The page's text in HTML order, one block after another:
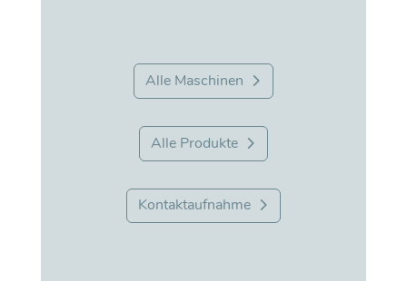
Alle Maschinen
Alle Produkte
Kontaktaufnahme